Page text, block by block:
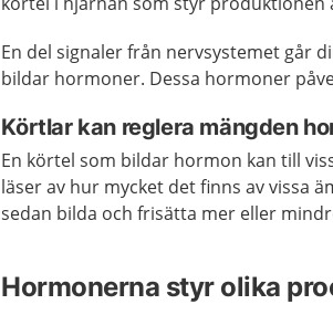
En del signaler från nervsystemet går
bildar hormoner. Dessa hormoner
Körtlar kan reglera mängden
En körtel som bildar hormon kan till
läser av hur mycket det finns av vissa
sedan bilda och frisätta mer eller
Hormonerna styr olika